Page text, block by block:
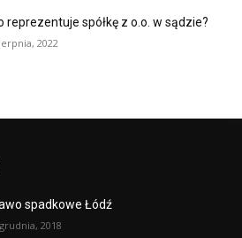
reprezentuje spółkę z o.o. w sądzie?
2022
spadkowe Łódź
2018